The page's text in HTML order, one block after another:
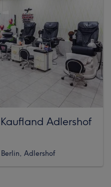
Adlershof
Berlin, Adlershof